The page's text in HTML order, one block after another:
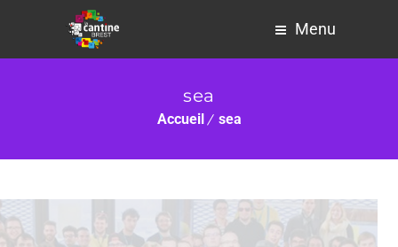
Menu
sea
Accueil sea